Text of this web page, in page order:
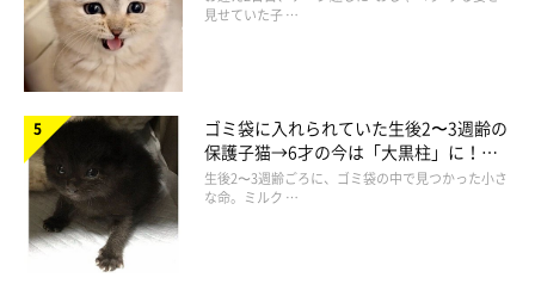
ケージの柵にお顔が食い込んでるよ～。せっかくのお顔が～。
「ほっぺのところが！！！」「体が見えないのが余計にイイ！」
などの声が寄せられています。
見せていた子 …
ゴミ袋に入れられていた生後2〜3週齢の
保護子猫→6才の今は「大黒柱」に！
美しい黒猫に成長した姿にグッとくる
生後2〜3週齢ごろに、ゴミ袋の中で見つかった小さ
な命。ミルク …